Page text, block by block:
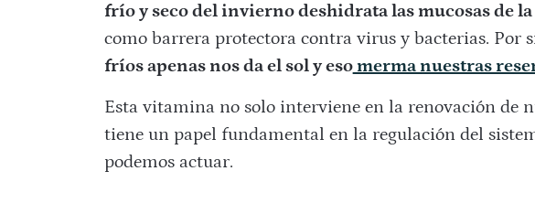
frío y seco del invierno deshidrata las mucosas de
como barrera protectora contra virus y bacterias. Por
fríos apenas nos da el sol y esomerma nuestras
Esta vitamina no solo interviene en la renovación de
tiene un papel fundamental en la regulación del
podemos actuar.